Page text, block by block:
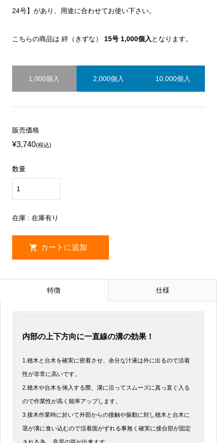
24号】があり、用途に合わせてお使い下さい。
こちらの商品は 絆（きずな） 15号 1,000個入 となります。
1,000個入 2,000個入 10,000個入
販売価格
¥3,740(税込)
数量
在庫 : 在庫有り
特徴 仕様
内部の上下方向に一直線の溝の効果！
1.穂木と台木を確実に密着させ、余分な汁液は外に出るので活着
性が非常に高いです。
2.穂木や台木を挿入する際、溝に沿ってスムーズに真っ直ぐ入る
ので作業性が高く能率アップします。
3.接木作業時に於いて外部からの接触や振動に対し穂木と台木に
茎が溝に食い込むので活着面がずれる事無く確実に接合部が固定